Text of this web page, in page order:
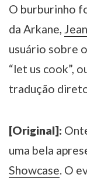
O burburinho
da Arkane,
usuário sobre
“let us cook”,
tradução
[Original]:
uma bela
Showcase. O